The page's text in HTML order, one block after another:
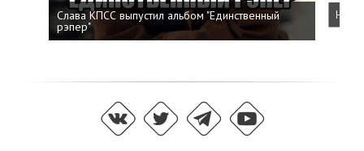
Слава КПСС выпустил альбом "Единственный
рэпер"